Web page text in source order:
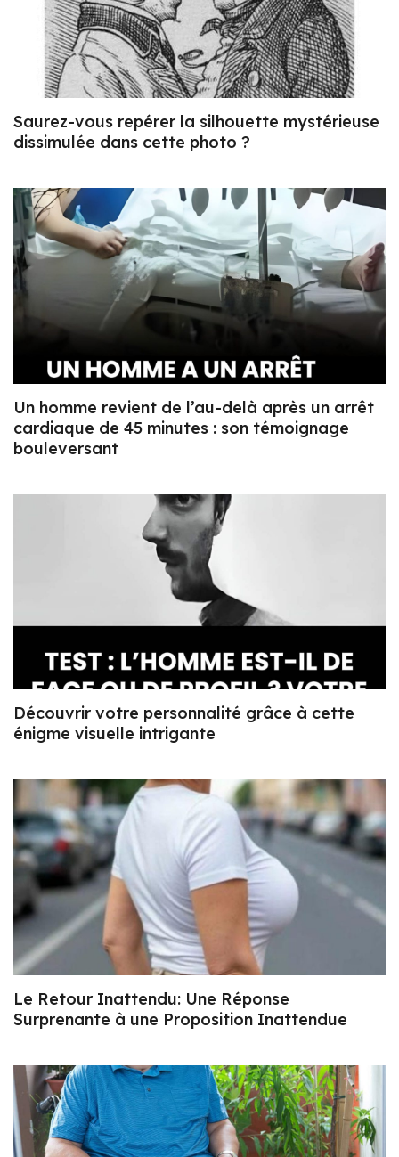
Saurez-vous repérer la silhouette mystérieuse
dissimulée dans cette photo ?
Un homme revient de l’au-delà après un arrêt
cardiaque de 45 minutes : son témoignage
bouleversant
Découvrir votre personnalité grâce à cette
énigme visuelle intrigante
Le Retour Inattendu: Une Réponse
Surprenante à une Proposition Inattendue